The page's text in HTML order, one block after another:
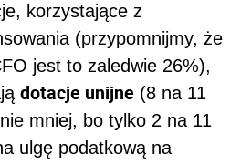
korzystające z
(przypomnijmy, że
jest to zaledwie 26%),
dotacje unijne (8 na 11
mniej, bo tylko 2 na 11
ulgę podatkową na